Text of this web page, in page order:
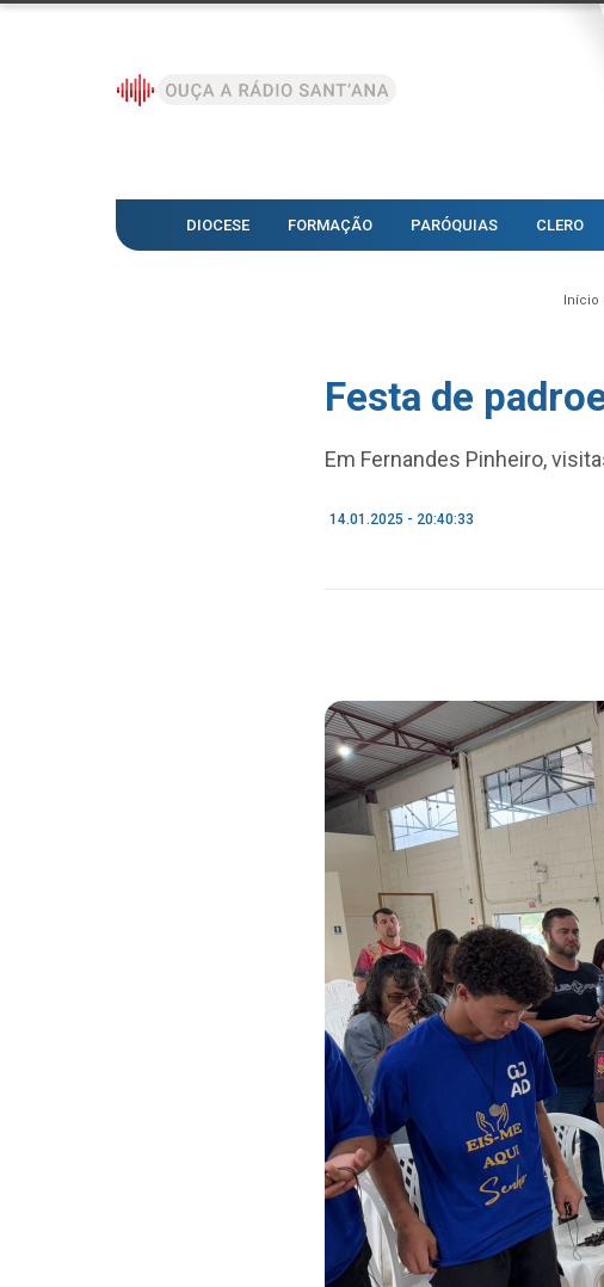
DIOCESE FORMAÇÃO PARÓQUIAS CLERO
Início
Festa de
Em Fernandes Pinheiro,
14.01.2025 - 20:40:33